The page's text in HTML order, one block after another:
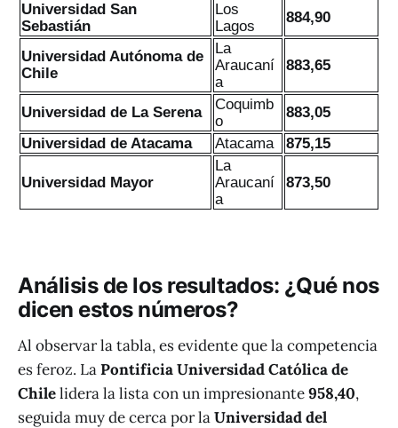
Universidad San
Sebastián
Los
Lagos
884,90
Universidad Autónoma de
Chile
La
Araucaní
a
883,65
Universidad de La Serena
Coquimb
o
883,05
Universidad de Atacama
Atacama 875,15
Universidad Mayor
La
Araucaní
a
873,50
Análisis de los resultados: ¿Qué nos
dicen estos números?
Al observar la tabla, es evidente que la competencia
es feroz. LaPontificia Universidad Católica de
Chilelidera la lista con un impresionante958,40,
seguida muy de cerca por laUniversidad del